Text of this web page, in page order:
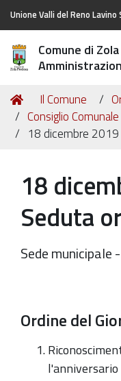
Unione Valli del Reno Lavino
Comune di
Tu
sei
qui:
Home
Il Comune
Consiglio Comunale
18 dicembre
18
Seduta
Sede municipale
Ordine del